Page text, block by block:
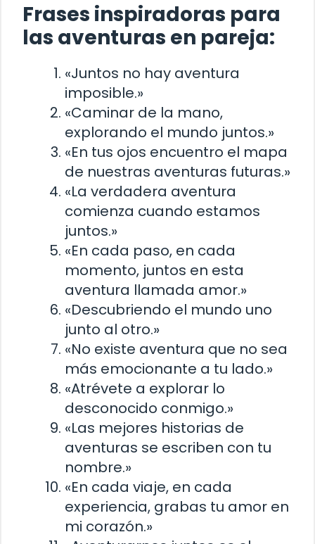
Frases inspiradoras para
las aventuras en pareja:
«Juntos no hay aventura
imposible.»
«Caminar de la mano,
explorando el mundo juntos.»
«En tus ojos encuentro el mapa
de nuestras aventuras futuras.»
«La verdadera aventura
comienza cuando estamos
juntos.»
«En cada paso, en cada
momento, juntos en esta
aventura llamada amor.»
«Descubriendo el mundo uno
junto al otro.»
«No existe aventura que no sea
más emocionante a tu lado.»
«Atrévete a explorar lo
desconocido conmigo.»
«Las mejores historias de
aventuras se escriben con tu
nombre.»
«En cada viaje, en cada
experiencia, grabas tu amor en
mi corazón.»